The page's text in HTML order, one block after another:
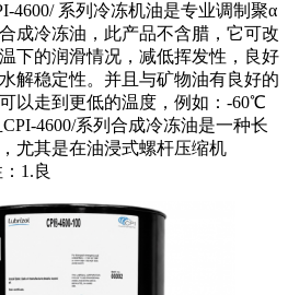
4600/ 系列冷冻机油是专业调制聚α
成冷冻油，此产品不含腊，它可改
下的润滑情况，减低挥发性，良好
解稳定性。并且与矿物油有良好的
以走到更低的温度，例如：-60℃
4600/系列合成冷冻油是一种长
尤其是在油浸式螺杆压缩机
1.良